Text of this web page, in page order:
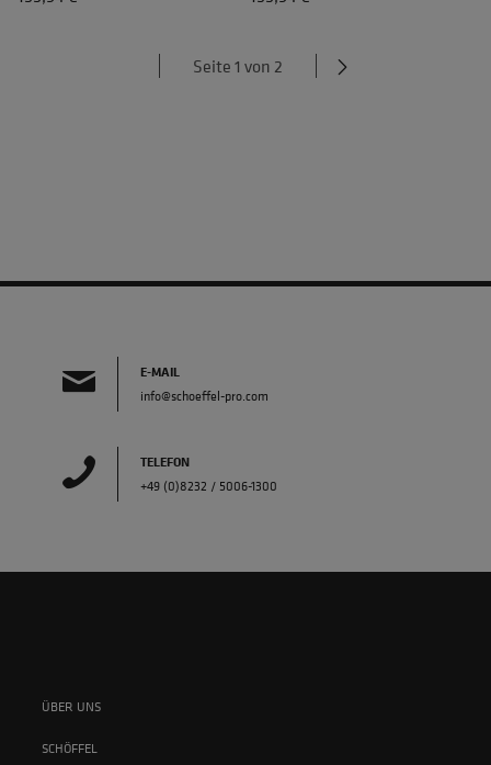
Seite 1 von 2
E-MAIL
info@schoeffel-pro.com
TELEFON
+49 (0)8232 / 5006-1300
ÜBER UNS
SCHÖFFEL